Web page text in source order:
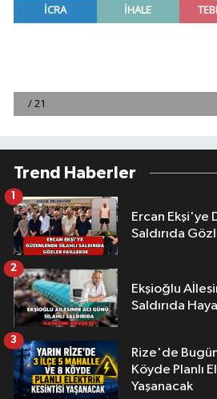
Trend Haberler
Ercan Ekşi'ye Düzenlenen Silahlı
Saldırıda
1
Ekşioğlu
Saldırıda
2
Rize'de
Köyde Planlı
Yaşanacak
3